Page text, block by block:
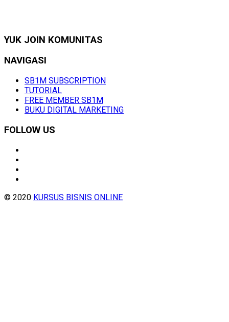
YUK JOIN KOMUNITAS
NAVIGASI
SB1M SUBSCRIPTION
TUTORIAL
FREE MEMBER SB1M
BUKU DIGITAL MARKETING
FOLLOW US
© 2020 KURSUS BISNIS ONLINE